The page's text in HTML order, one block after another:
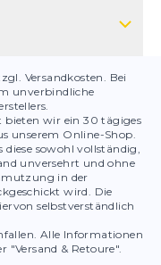
Versandkosten. Bei
unverbindliche
bieten wir ein 30 tägiges
unserem Online-Shop.
sowohl vollständig,
unversehrt und ohne
in der
wird. Die
selbstverständlich
Alle Informationen
"Versand & Retoure".